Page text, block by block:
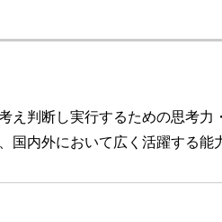
判断し実行するための思考
内外において広く活躍する能